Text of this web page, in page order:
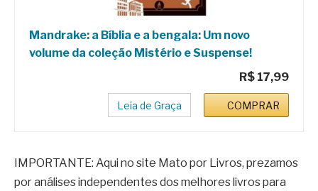
Mandrake: a Bíblia e a bengala: Um novo
volume da coleção Mistério e Suspense!
R$ 17,99
Leia de Graça COMPRAR
IMPORTANTE: Aqui no site Mato por Livros, prezamos
por análises independentes dos melhores livros para